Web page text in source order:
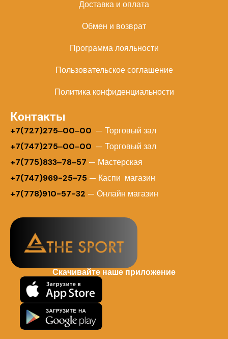
Доставка и оплата
Обмен и возврат
Программа лояльности
Пользовательское соглашение
Политика конфиденциальности
Контакты
+7(727)275‒00‒00 — Торговый зал
+7(747)275‒00‒00 — Торговый зал
+7(775)833‒78‒57 — Мастерская
+7(747)969-25-75 — Каспи магазин
+7(778)910-57-32 — Онлайн магазин
Скачивайте наше приложение